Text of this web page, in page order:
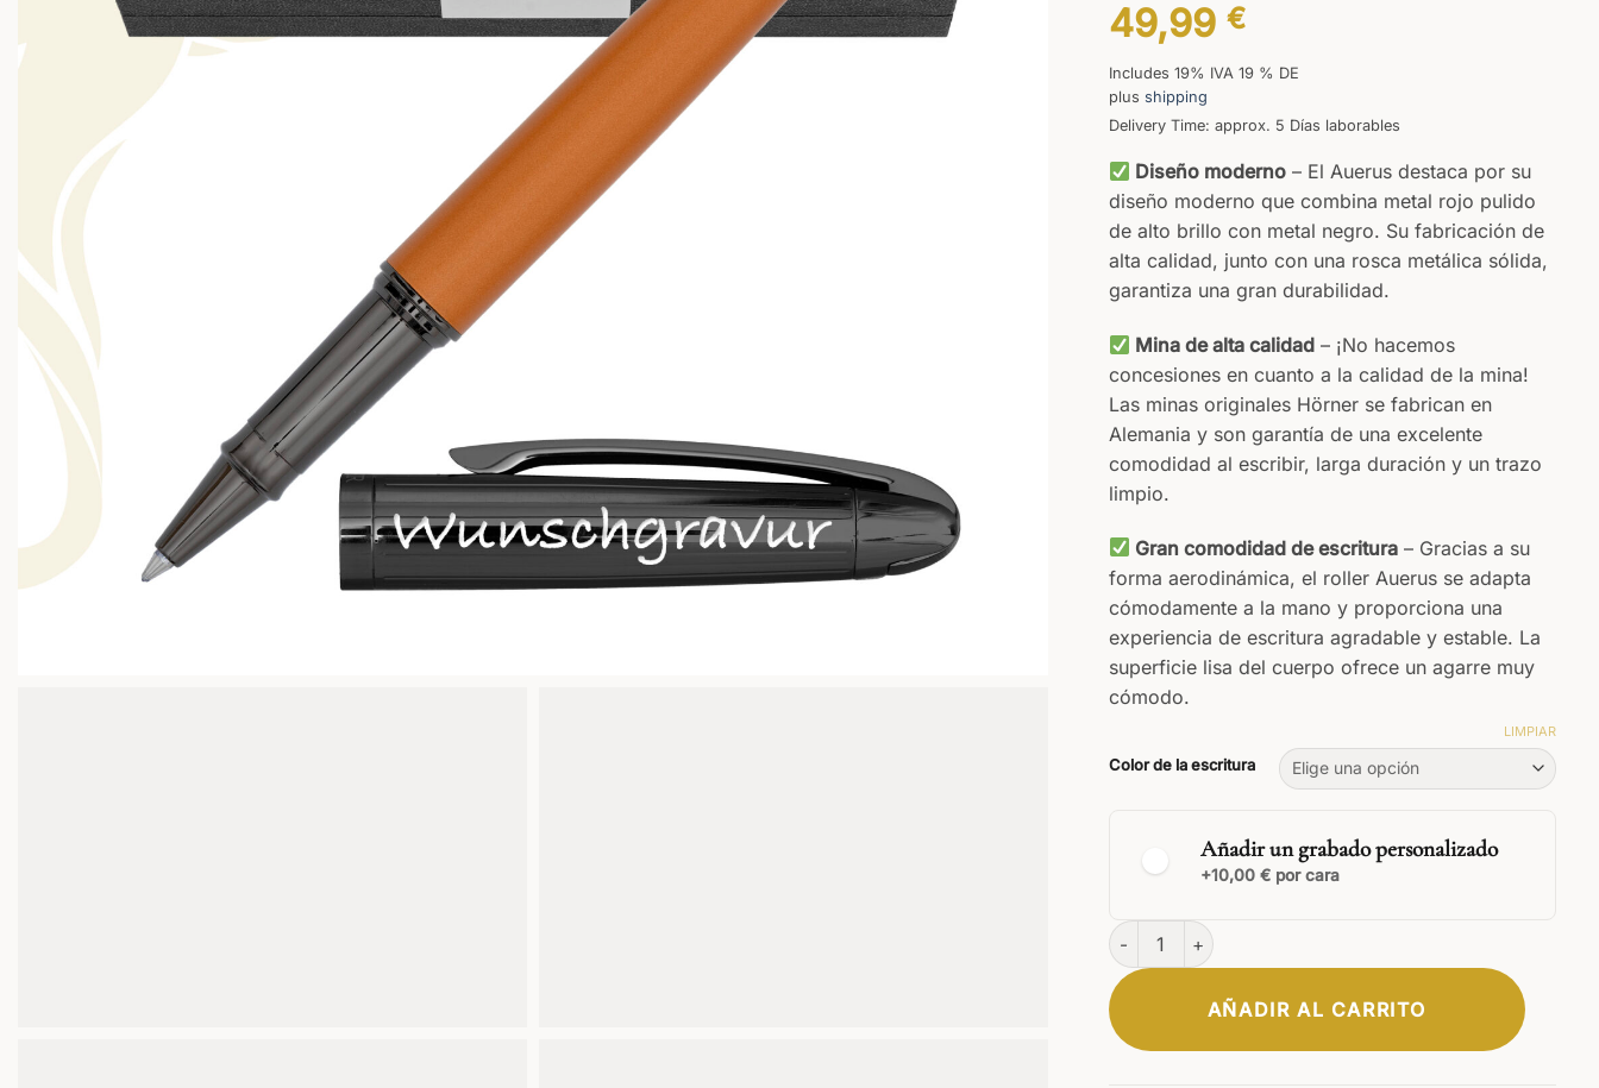
49,99 €
Includes 19% IVA 19 % DE
plus shipping
Delivery Time: approx. 5 Días laborables
Diseño moderno – El Auerus destaca por su
diseño moderno que combina metal rojo pulido
de alto brillo con metal negro. Su fabricación de
alta calidad, junto con una rosca metálica sólida,
garantiza una gran durabilidad.
Mina de alta calidad – ¡No hacemos
concesiones en cuanto a la calidad de la mina!
Las minas originales Hörner se fabrican en
Alemania y son garantía de una excelente
comodidad al escribir, larga duración y un trazo
limpio.
Gran comodidad de escritura – Gracias a su
forma aerodinámica, el roller Auerus se adapta
cómodamente a la mano y proporciona una
experiencia de escritura agradable y estable. La
superficie lisa del cuerpo ofrece un agarre muy
cómodo.
Color de la escritura
LIMPIAR
Añadir un grabado personalizado
+10,00 € por cara
CLÁSICA ELEGANTE
Auerus Bolígrafo roller cantidad
AÑADIR AL CARRITO